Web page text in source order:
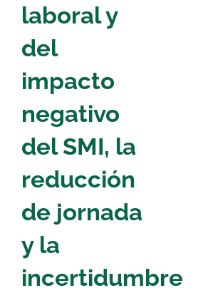
laboral y
del
impacto
negativo
del SMI, la
reducción
de jornada
y la
incertidumbre